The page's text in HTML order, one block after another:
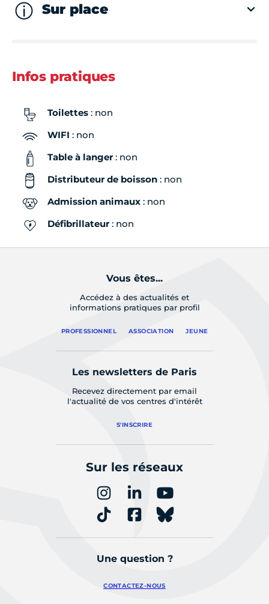
Sur place
Infos pratiques
Toilettes : non
WIFI : non
Table à langer: non
Distributeur de boisson : non
Admission animaux : non
Défibrillateur: non
Vous êtes...
Accédez à des actualités et
informations pratiques par profil
PROFESSIONNEL ASSOCIATION JEUNE
Les newsletters de Paris
Recevez directement par email
l'actualité de vos centres d'intérêt
S'INSCRIRE
Sur les réseaux
Une question ?
CONTACTEZ-NOUS